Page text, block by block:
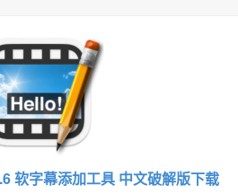
软字幕添加工具 中文破解版下载